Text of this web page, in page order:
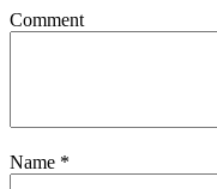
Comment
Name *